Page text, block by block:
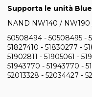
Supporta le unità
NAND NW140 / NW190
50508494 - 50508495 -
51827410 - 51830277 -
51902811 - 51905061 -
51943770 - 51943770 -
52013328 - 52034427 -